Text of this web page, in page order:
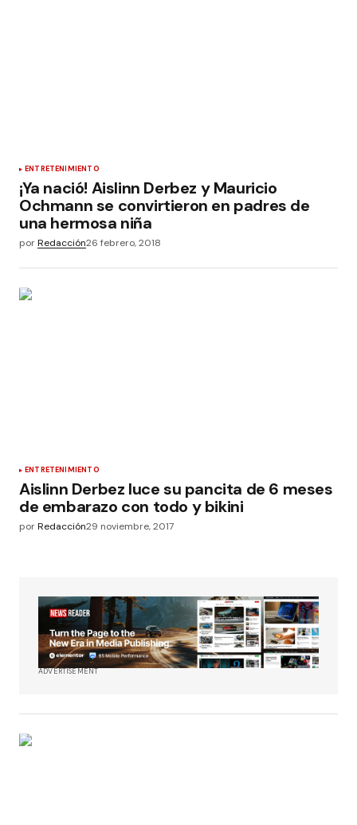
ENTRETENIMIENTO
¡Ya nació! Aislinn Derbez y Mauricio
Ochmann se convirtieron en padres de
una hermosa niña
porRedacción26 febrero, 2018
ENTRETENIMIENTO
Aislinn Derbez luce su pancita de 6 meses
de embarazo con todo y bikini
porRedacción29 noviembre, 2017
ADVERTISEMENT